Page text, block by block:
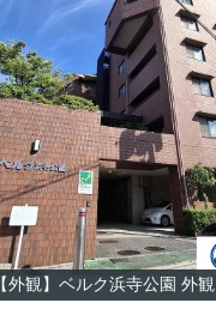
【外観】ベルク浜寺公園 外観